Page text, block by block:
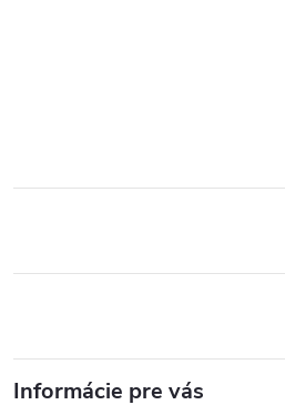
Informácie pre vás